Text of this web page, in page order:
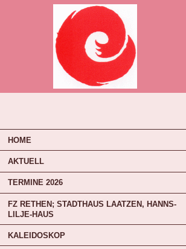
HOME
AKTUELL
TERMINE 2026
FZ RETHEN; STADTHAUS LAATZEN, HANNS-
LILJE-HAUS
KALEIDOSKOP